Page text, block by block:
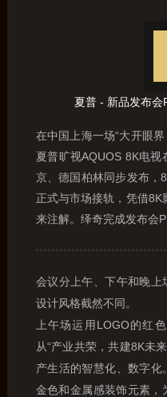
夏普 - 新品发布
在中国上海一场“大开眼
夏普旷视AQUOS 8K电
京、德国柏林同步发布，
正式与市场接轨，凭借
来注解。绎奇完成发布会
会议分上午、下午和晚
设计风格截然不同。
上午场运用LOGO的红
从“产业共荣，共建8K未
产生活的智慧化、数字
金色和金属感装饰元素，